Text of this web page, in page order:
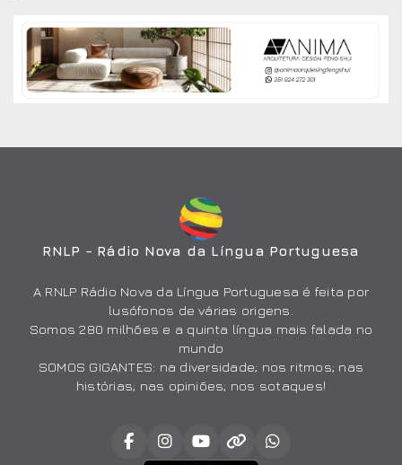
RNLP - Rádio Nova da Língua Portuguesa
A RNLP Rádio Nova da Língua Portuguesa é feita por
lusófonos de várias origens.
Somos 280 milhões e a quinta língua mais falada no
mundo
SOMOS GIGANTES: na diversidade; nos ritmos; nas
histórias; nas opiniões; nos sotaques!